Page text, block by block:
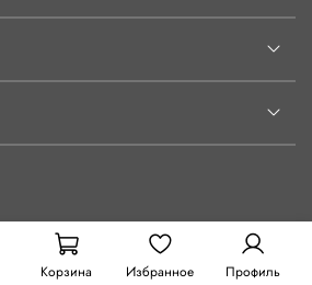
Корзина Избранное Профиль